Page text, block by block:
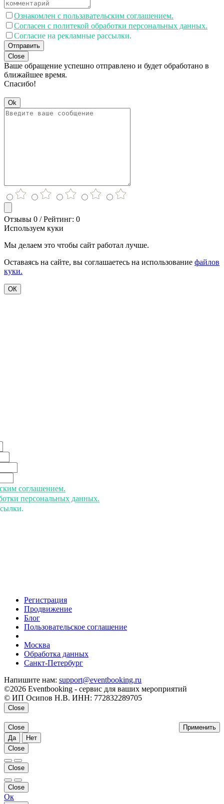
Ознакомлен с пользавательским соглашением.
Согласен с политекой обработки персональных данных.
Согласие на рекламные рассылки.
Отправить
Close
Ваше обращение успешно отправлено и будет обработано в
ближайшее время.
Спасибо!
Ok
Отзывы 0 / Рейтинг: 0
Используем куки
Мы делаем это чтобы сайт работал лучше.
Оставаясь на сайте, вы соглашаетесь на использование файлов
куки.
ОК
соглашением.
персональных данных.
Регистрация
Продвижение
Блог
Пользовательское соглашение
Москва
Обработка данных
Санкт-Петербург
Напишите нам: support@eventbooking.ru
©2026 Eventbooking - сервис для ваших мероприятий
© ИП Осипов Н.В. ИНН: 772832289705
Close
Применить
Close
Да
Нет
Close
Close
Close
Ок